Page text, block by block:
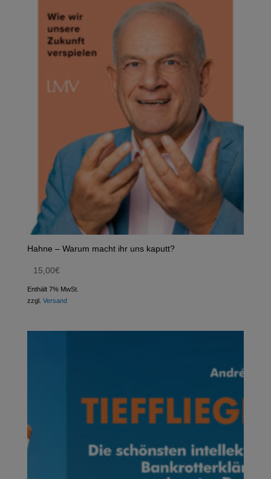
Hahne – Warum macht ihr uns kaputt?
15,00€
Enthält 7% MwSt.
zzgl. Versand